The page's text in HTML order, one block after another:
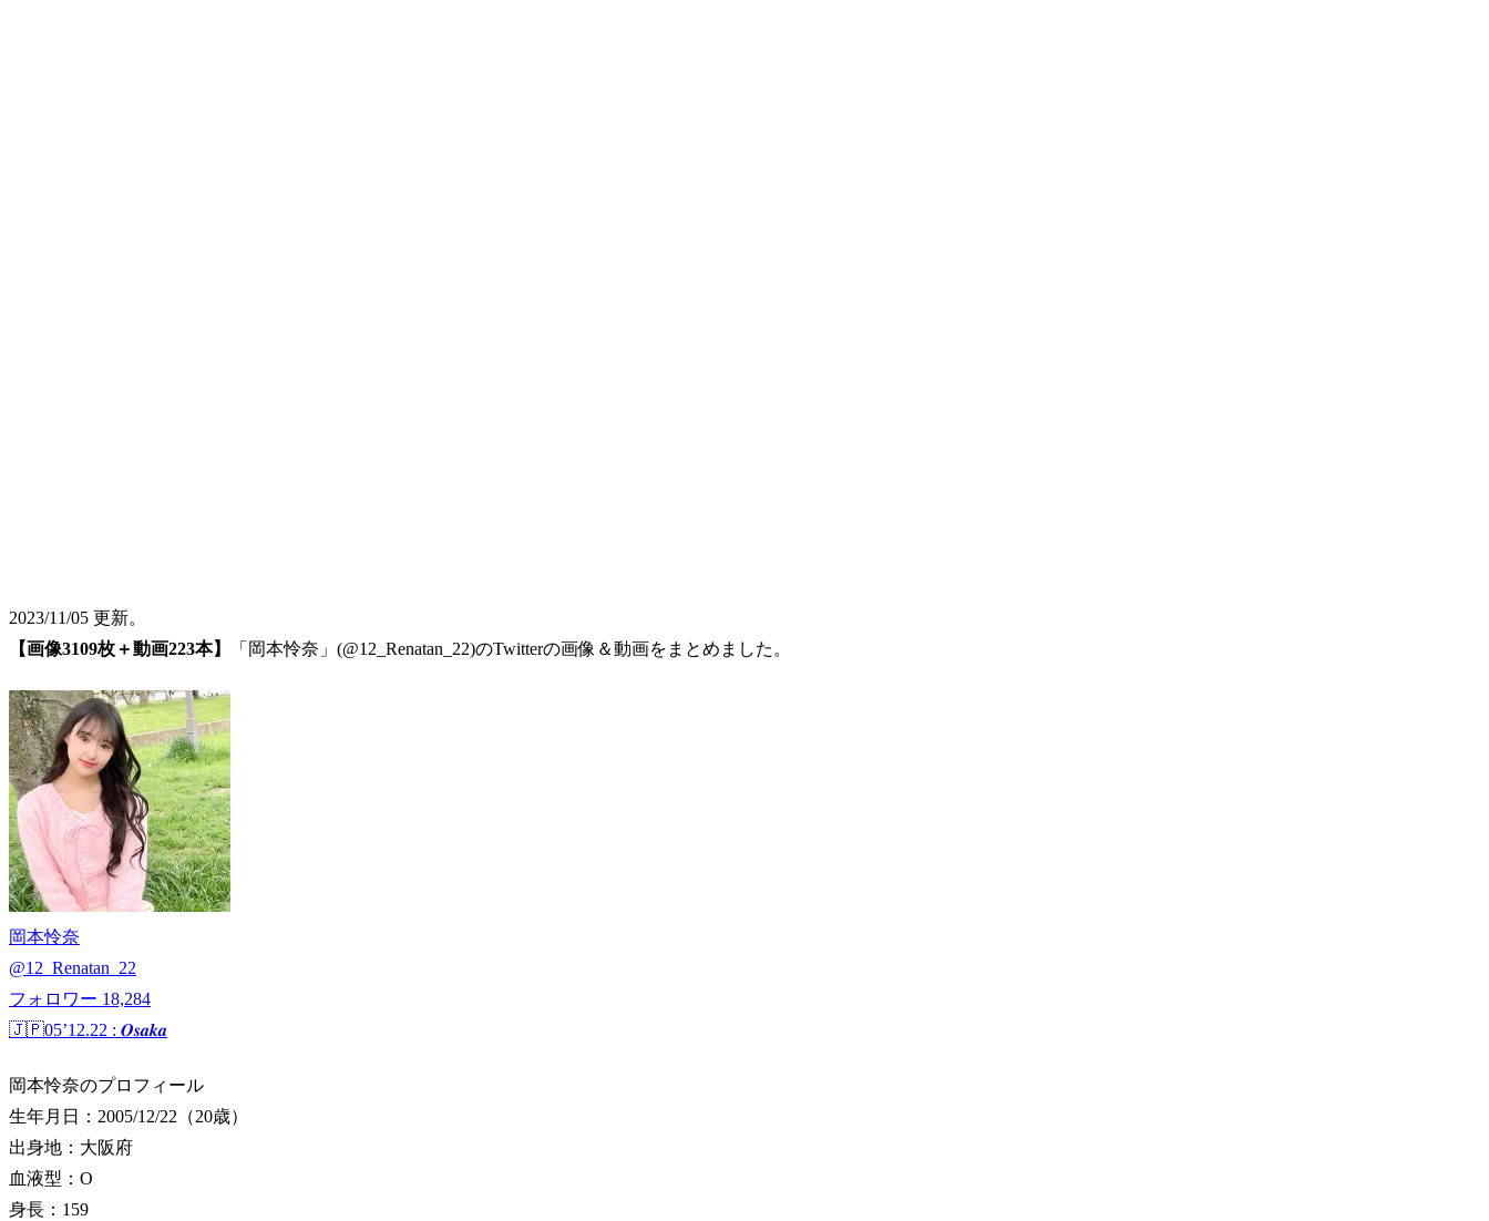
2023/11/05 更新。
【画像3109枚＋動画223本】
「岡本怜奈」(@12_Renatan_22)のTwitterの画像＆動画をまとめました。
岡本怜奈
@12_Renatan_22
フォロワー 18,284
🇯🇵05’12.22 : 𝑶𝒔𝒂𝒌𝒂
岡本怜奈のプロフィール
生年月日：2005/12/22（20歳）
出身地：大阪府
血液型：O
身長：159